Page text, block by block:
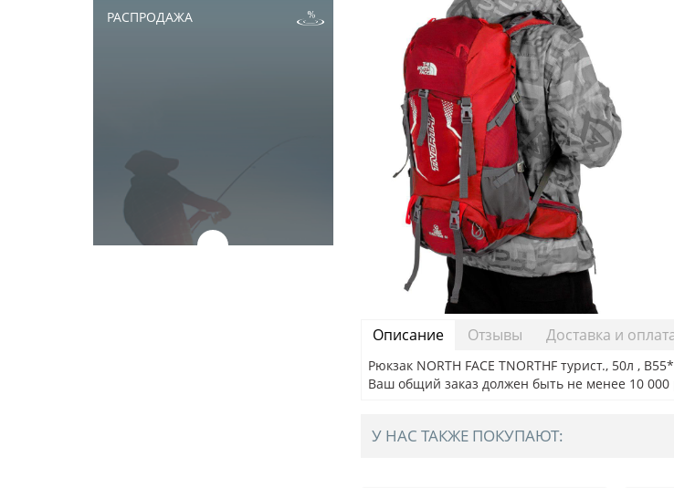
РАСПРОДАЖА
Описание Отзывы Доставка и
Рюкзак NORTH FACE TNORTHF турист., 50л ,
Ваш общий заказ должен быть не менее 10 000
У НАС ТАКЖЕ ПОКУПАЮТ: